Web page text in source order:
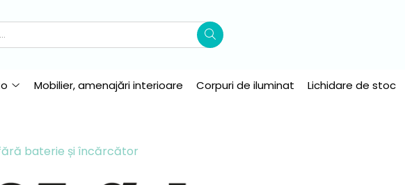
Mobilier, amenajări interioare Corpuri de iluminat Lichidare de stoc
baterie și încărcător